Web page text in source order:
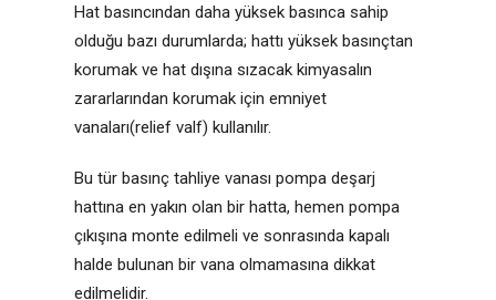
Hat basıncından daha yüksek basınca sahip
olduğu bazı durumlarda; hattı yüksek basınçtan
korumak ve hat dışına sızacak kimyasalın
zararlarından korumak için emniyet
vanaları(relief valf) kullanılır.
Bu tür basınç tahliye vanası pompa deşarj
hattına en yakın olan bir hatta, hemen pompa
çıkışına monte edilmeli ve sonrasında kapalı
halde bulunan bir vana olmamasına dikkat
edilmelidir.